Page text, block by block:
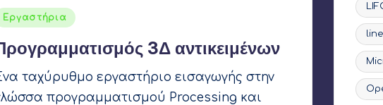
Εργαστήρια
3Δ αντικειμένων
ταχύρυθμο εργαστήριο εισαγωγής στην
προγραμματισμού Processing και